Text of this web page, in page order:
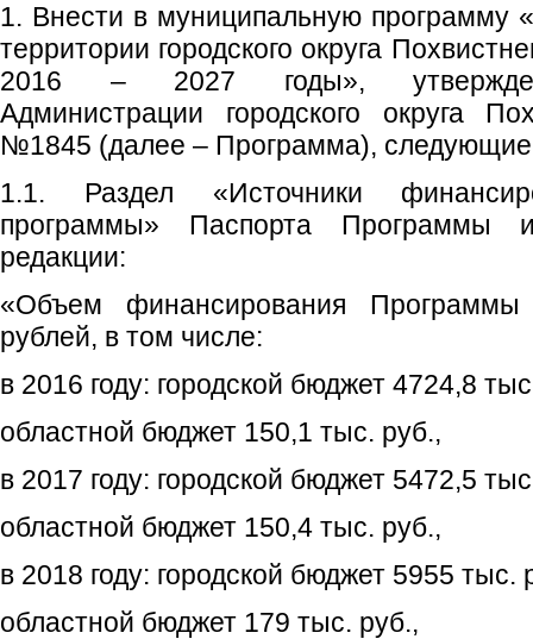
1. Внести в муниципальную программу
территории городского округа
2016 – 2027 годы»,
Администрации городского округа
№1845 (далее – Программа),
1.1. Раздел «Источники
программы» Паспорта Программы
редакции:
«Объем финансирования
рублей, в том числе:
в 2016 году: городской бюджет 4724,8
областной бюджет 150,1 тыс. руб.,
в 2017 году: городской бюджет 5472,5
областной бюджет 150,4 тыс. руб.,
в 2018 году: городской бюджет 5955 тыс.
областной бюджет 179 тыс. руб.,